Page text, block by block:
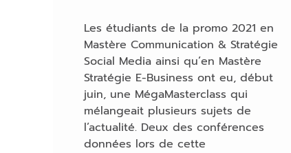
Les étudiants de la promo 2021 en
Mastère Communication & Stratégie
Social Media ainsi qu’en Mastère
Stratégie E-Business ont eu, début
juin, une MégaMasterclass qui
mélangeait plusieurs sujets de
l’actualité. Deux des conférences
données lors de cette